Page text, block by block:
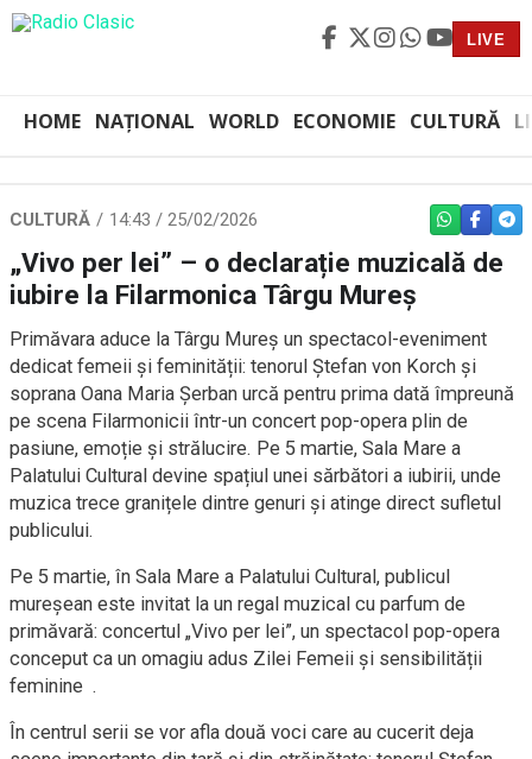
LIVE
HOME NAȚIONAL WORLD ECONOMIE CULTURĂ
CULTURĂ 14:43 / 25/02/2026 WHATSAPP
„Vivo per lei” – o declarație muzicală de
iubire la Filarmonica Târgu Mureș
Primăvara aduce la Târgu Mureș un spectacol-eveniment
dedicat femeii și feminității: tenorul Ștefan von Korch și
soprana Oana Maria Șerban urcă pentru prima dată împreună
pe scena Filarmonicii într-un concert pop-opera plin de
pasiune, emoție și strălucire. Pe 5 martie, Sala Mare a
Palatului Cultural devine spațiul unei sărbători a iubirii, unde
muzica trece granițele dintre genuri și atinge direct sufletul
publicului.
Pe 5 martie, în Sala Mare a Palatului Cultural, publicul
mureșean este invitat la un regal muzical cu parfum de
primăvară: concertul „Vivo per lei”, un spectacol pop-opera
conceput ca un omagiu adus Zilei Femeii și sensibilității
feminine .
În centrul serii se vor afla două voci care au cucerit deja